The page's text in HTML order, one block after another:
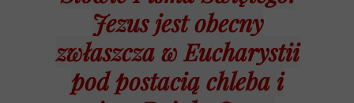
Jezus jest obecny
zwłaszcza w Eucharystii
pod postacią chleba i